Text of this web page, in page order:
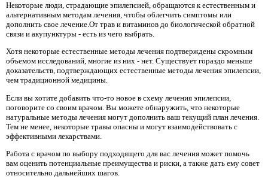
Некоторые люди, страдающие эпилепсией, обращаются к естественным и
альтернативным методам лечения, чтобы облегчить симптомы или
дополнить свое лечение.От трав и витаминов до биологической обратной
связи и акупунктуры - есть из чего выбрать.
Хотя некоторые естественные методы лечения подтверждены скромным
объемом исследований, многие из них - нет. Существует гораздо меньше
доказательств, подтверждающих естественные методы лечения эпилепсии,
чем традиционной медицины.
Если вы хотите добавить что-то новое в схему лечения эпилепсии,
поговорите со своим врачом. Вы можете обнаружить, что некоторые
натуральные методы лечения могут дополнить ваш текущий план лечения.
Тем не менее, некоторые травы опасны и могут взаимодействовать с
эффективными лекарствами.
Работа с врачом по выбору подходящего для вас лечения может помочь
вам оценить потенциальные преимущества и риски, а также дать ему совет
относительно дальнейших шагов.